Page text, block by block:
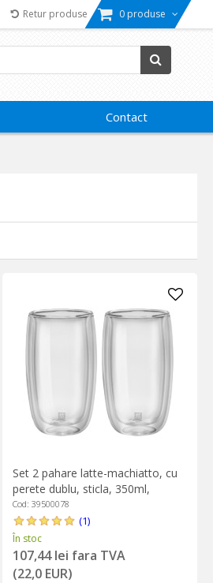
Retur produse 0 produse
Contact
Set 2 pahare latte-machiatto, cu
perete dublu, sticla, 350ml,
"Sorrento" - Zwilling
Cod: 39500078
(1)
În stoc
107,44 lei fara TVA
(22,0 EUR)